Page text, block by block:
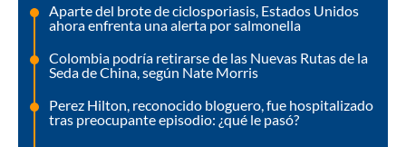
Aparte del brote de ciclosporiasis, Estados Unidos
ahora enfrenta una alerta por salmonella
Colombia podría retirarse de las Nuevas Rutas de la
Seda de China, según Nate Morris
Perez Hilton, reconocido bloguero, fue hospitalizado
tras preocupante episodio: ¿qué le pasó?